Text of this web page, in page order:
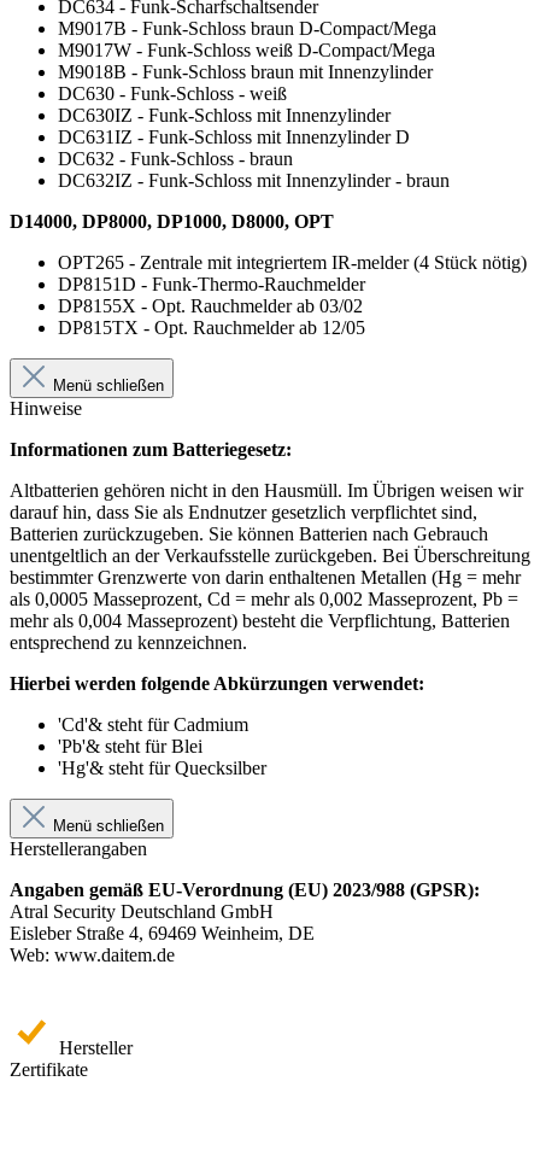
DC634 - Funk-Scharfschaltsender
M9017B - Funk-Schloss braun D-Compact/Mega
M9017W - Funk-Schloss weiß D-Compact/Mega
M9018B - Funk-Schloss braun mit Innenzylinder
DC630 - Funk-Schloss - weiß
DC630IZ - Funk-Schloss mit Innenzylinder
DC631IZ - Funk-Schloss mit Innenzylinder D
DC632 - Funk-Schloss - braun
DC632IZ - Funk-Schloss mit Innenzylinder - braun
D14000, DP8000, DP1000, D8000, OPT
OPT265 - Zentrale mit integriertem IR-melder (4 Stück nötig)
DP8151D - Funk-Thermo-Rauchmelder
DP8155X - Opt. Rauchmelder ab 03/02
DP815TX - Opt. Rauchmelder ab 12/05
Menü schließen
Hinweise
Informationen zum Batteriegesetz:
Altbatterien gehören nicht in den Hausmüll. Im Übrigen weisen wir
darauf hin, dass Sie als Endnutzer gesetzlich verpflichtet sind,
Batterien zurückzugeben. Sie können Batterien nach Gebrauch
unentgeltlich an der Verkaufsstelle zurückgeben. Bei Überschreitung
bestimmter Grenzwerte von darin enthaltenen Metallen (Hg = mehr
als 0,0005 Masseprozent, Cd = mehr als 0,002 Masseprozent, Pb =
mehr als 0,004 Masseprozent) besteht die Verpflichtung, Batterien
entsprechend zu kennzeichnen.
Hierbei werden folgende Abkürzungen verwendet:
'Cd'& steht für Cadmium
'Pb'& steht für Blei
'Hg'& steht für Quecksilber
Menü schließen
Herstellerangaben
Angaben gemäß EU-Verordnung (EU) 2023/988 (GPSR):
Atral Security Deutschland GmbH
Eisleber Straße 4, 69469 Weinheim, DE
Web: www.daitem.de
Hersteller
Zertifikate